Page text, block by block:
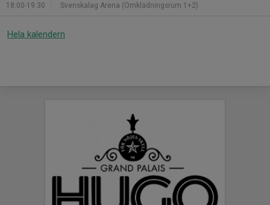
18:00-19:30 Svenskalag Arena (Omklädningsrum 1+2)
Hela kalendern